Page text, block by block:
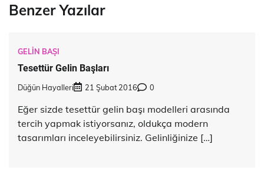
Benzer Yazılar
GELIN BAŞI
Tesettür Gelin Başları
Düğün Hayalleri 21 Şubat 2016 0
Eğer sizde tesettür gelin başı modelleri arasında
tercih yapmak istiyorsanız, oldukça modern
tasarımları inceleyebilirsiniz. Gelinliğinize […]